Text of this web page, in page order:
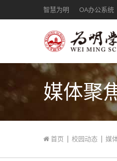
智慧为明 OA办公系统
媒体聚
首页 | 校园动态 | 媒